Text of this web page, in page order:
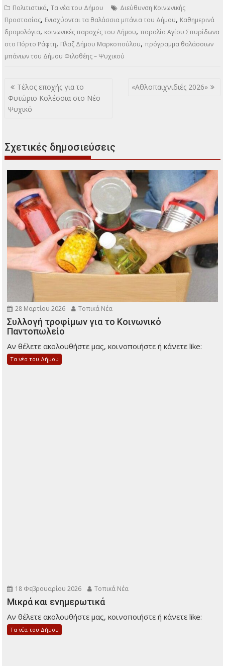
Πολιτιστικά,Τα νέα του Δήμου
Διεύθυνση Κοινωνικής
Προστασίας, Ενισχύονται τα θαλάσσια μπάνια του Δήμου, Καθημερινά
δρομολόγια, κοινωνικές παροχές του Δήμου,παραλία Αγίου Σπυρίδωνα
στο Πόρτο Ράφτη, Πλαζ Δήμου Μαρκοπούλου,πρόγραμμα θαλάσσιων
μπάνιων του Δήμου Φιλοθέης – Ψυχικού
Πλοήγηση
άρθρων
Τέλος εποχής για το
Φυτώριο Κολέσσια στο Νέο
Ψυχικό
«Αθλοπαιχνιδιές 2026»
Σχετικές δημοσιεύσεις
28 Μαρτίου 2026 Τοπικά Νέα
Συλλογή τροφίμων για το Κοινωνικό
Παντοπωλείο
Αν θέλετε ακολουθήστε μας, κοινοποιήστε ή κάνετε like:
Τα νέα του Δήμου
18 Φεβρουαρίου 2026 Τοπικά Νέα
Μικρά και ενημερωτικά
Αν θέλετε ακολουθήστε μας, κοινοποιήστε ή κάνετε like:
Τα νέα του Δήμου